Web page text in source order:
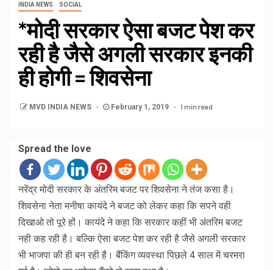
INDIA NEWS SOCIAL
*मोदी सरकार ऐसा बजट पेश कर
रही है जैसे अगली सरकार इनकी
ही होगी = शिवसेना
MVD INDIA NEWS February 1, 2019 1 min read
Spread the love
नरेंद्र मोदी सरकार के अंतरिम बजट पर शिवसेना ने तंज कसा है।
शिवसेना नेता मनीषा कायंदे ने बजट को लेकर कहा कि सपने वही
दिखाओ तो पूरे हों। कायंदे ने कहा कि सरकार कहीं भी अंतरिम बजट
नही कह रही है। बल्कि ऐसा बजट पेश कर रही है जैसे अगली सरकार
भी भाजपा की ही बन रही है। बैंकिंग व्यवस्था पिछले 4 साल में चरमरा